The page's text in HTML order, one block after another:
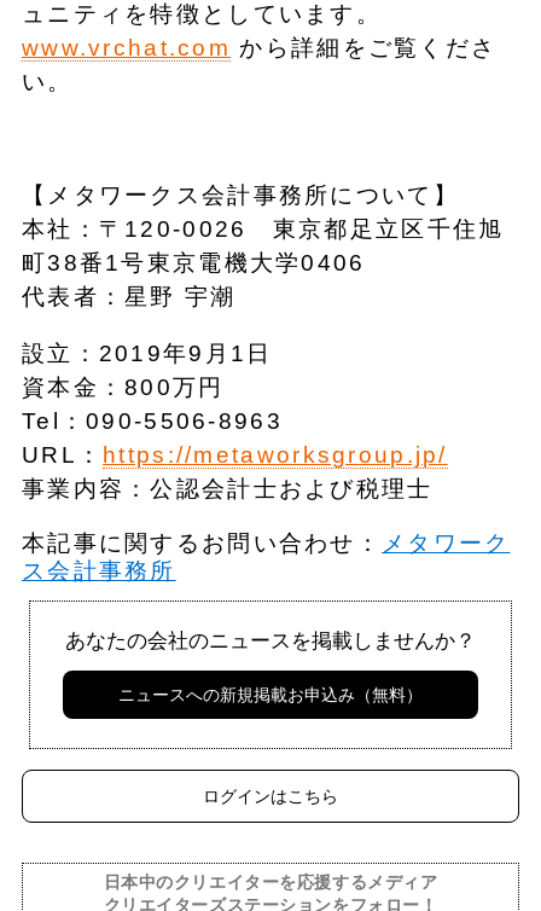
ュニティを特徴としています。
www.vrchat.com から詳細をご覧くださ
い。
【メタワークス会計事務所について】
本社：〒120-0026 東京都足立区千住旭
町38番1号東京電機大学0406
代表者：星野 宇潮
設立：2019年9月1日
資本金：800万円
Tel：090-5506-8963
URL：
https://metaworksgroup.jp/
事業内容：公認会計士および税理士
本記事に関するお問い合わせ： メタワーク
ス会計事務所
あなたの会社のニュースを掲載しませんか？
ニュースへの新規掲載お申込み（無料）
ログインはこちら
日本中のクリエイターを応援するメディア
クリエイターズステーションをフォロー！